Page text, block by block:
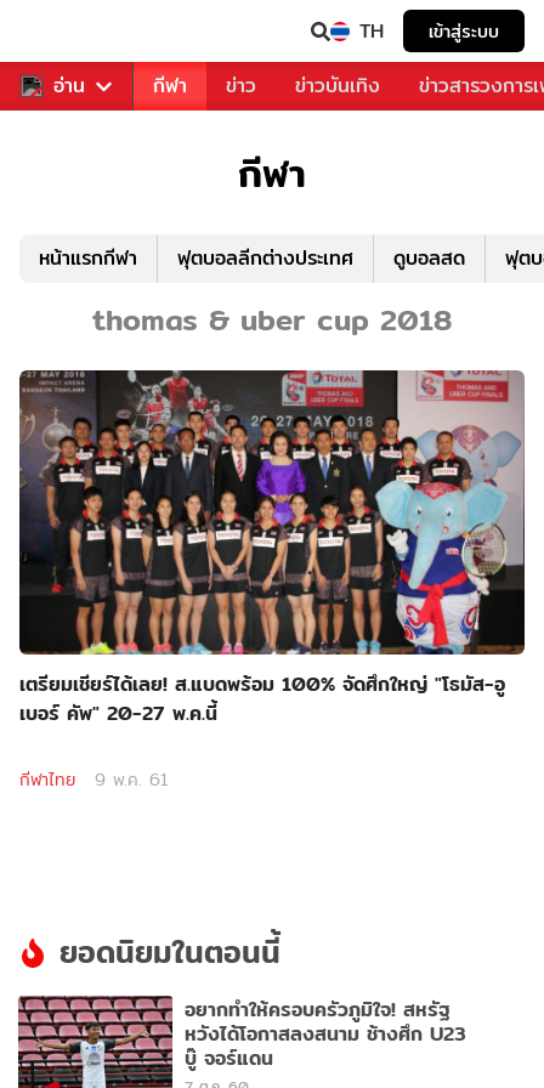
TH เข้าสู่ระบบ
อ่าน
สำหรับคุณ กีฬา ข่าว ข่าวบันเทิง ข่าวสารวงการ
กีฬา
หน้าแรกกีฬา ฟุตบอลลีกต่างประเทศ ดูบอลสด ฟุต
thomas & uber cup 2018
เตรียมเชียร์ได้เลย! ส.แบดพร้อม 100% จัดศึกใหญ่ "โธมัส-อู
เบอร์ คัพ" 20-27 พ.ค.นี้
กีฬาไทย 9 พ.ค. 61
ยอดนิยมในตอนนี้
อยากทำให้ครอบครัวภูมิใจ! สหรัฐ
หวังได้โอกาสลงสนาม ช้างศึก U23
บู๊ จอร์แดน